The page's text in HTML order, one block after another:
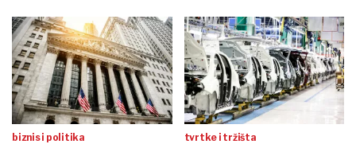
biznis i politika tvrtke i tržišta